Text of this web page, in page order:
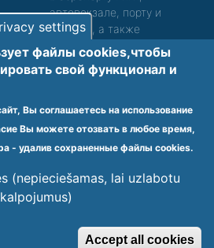
автовокзале, порту и
вокзале, а также
сопровождение. Просьба
звонить, чтобы уточнить
детали.
среды для лиц с
Noteikumi un privātuma politika
Centrs - Jaunķemeri. Visas tiesības
settings
файлы cookies,чтобы
cвой функционал и
Вы соглашаетесь на использование
Вы можете отозвать в любое время,
- удалив сохраненные файлы cookies.
(nepieciešamas, lai uzlabotu
Accept all cookies